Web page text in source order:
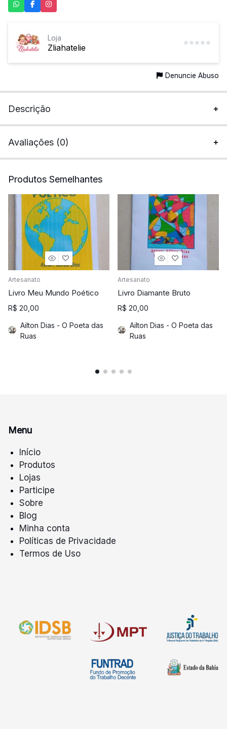
Zliahatelie
Loja
Denuncie Abuso
Descrição
Avaliações (0)
Produtos Semelhantes
Artesanato
Livro Meu Mundo Poético
R$ 20,00
Ailton Dias - O Poeta das
Ruas
Artesanato
Livro Diamante Bruto
R$ 20,00
Ailton Dias - O Poeta das
Ruas
Menu
Início
Produtos
Lojas
Participe
Sobre
Blog
Minha conta
Políticas de Privacidade
Termos de Uso